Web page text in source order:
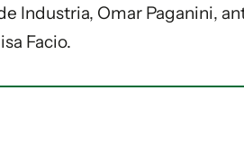
Industria, Omar Paganini,
Facio.